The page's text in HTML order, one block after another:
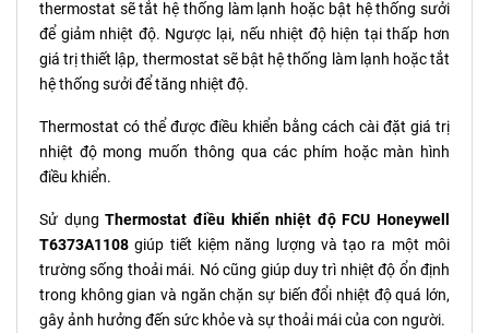
thermostat sẽ tắt hệ thống làm lạnh hoặc bật hệ thống sưởi
để giảm nhiệt độ. Ngược lại, nếu nhiệt độ hiện tại thấp hơn
giá trị thiết lập, thermostat sẽ bật hệ thống làm lạnh hoặc tắt
hệ thống sưởi để tăng nhiệt độ.
Thermostat có thể được điều khiển bằng cách cài đặt giá trị
nhiệt độ mong muốn thông qua các phím hoặc màn hình
điều khiển.
Sử dụngThermostat điều khiển nhiệt độ FCU Honeywell
T6373A1108 giúp tiết kiệm năng lượng và tạo ra một môi
trường sống thoải mái. Nó cũng giúp duy trì nhiệt độ ổn định
trong không gian và ngăn chặn sự biến đổi nhiệt độ quá lớn,
gây ảnh hưởng đến sức khỏe và sự thoải mái của con người.